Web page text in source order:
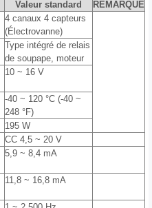
Valeur standard
REMARQUE
4 canaux 4 capteurs
(Électrovanne)
Type intégré de relais
de soupape, moteur
10 ~ 16 V
-40 ~ 120 °C (-40 ~
248 °F)
195 W
CC 4,5 ~ 20 V
5,9 ~ 8,4 mA
11,8 ~ 16,8 mA